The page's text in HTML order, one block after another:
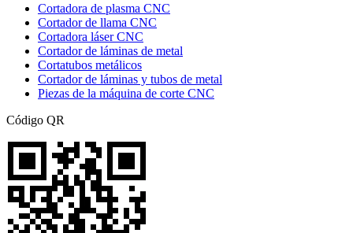
Cortadora de plasma CNC
Cortador de llama CNC
Cortadora láser CNC
Cortador de láminas de metal
Cortatubos metálicos
Cortador de láminas y tubos de metal
Piezas de la máquina de corte CNC
Código QR